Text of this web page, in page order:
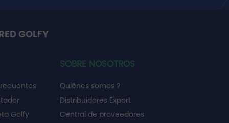
GOLFY
Golfy
SOBRE NOSOTROS
Quiénes somos ?
Distribuidores Export
Central de proveedores